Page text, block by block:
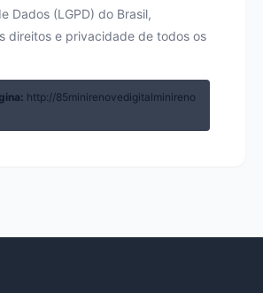
Dados (LGPD) do Brasil,
direitos e privacidade de todos os
http://85minirenovedigitalminireno